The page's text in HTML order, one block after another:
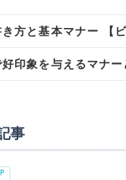
方と基本マナー 【
好印象を与えるマナ
事